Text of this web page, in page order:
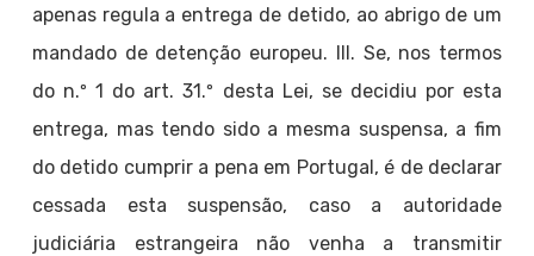
apenas regula a entrega de detido, ao abrigo de um
mandado de detenção europeu. III. Se, nos termos
do n.º 1 do art. 31.º desta Lei, se decidiu por esta
entrega, mas tendo sido a mesma suspensa, a fim
do detido cumprir a pena em Portugal, é de declarar
cessada esta suspensão, caso a autoridade
judiciária estrangeira não venha a transmitir